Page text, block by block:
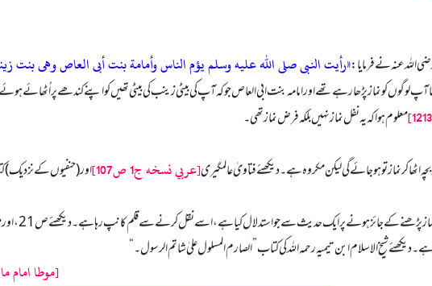
اللہ عنہ نے فرمایا:«رأيت النبى صلى الله عليه وسلم يؤم الناس وأمامة بنت أبى العاص وهى بنت
آپ لوگوں کو نماز پڑھا رہے تھے اور امامہ بنت ابی العاص جو کہ آپ کی بیٹی زینب کی بیٹی تھیں کو اپنے کندھے پر
معلوم ہوا کہ یہ نفل نماز نہیں بلکہ فرض نماز تھی۔
اٹھا کر نماز تو ہوجائے گی لیکن مکروہ ہے۔ دیکھئے فتاویٰ عالمگیری[عربي نسخه ج1 ص107] اور (حنفیوں کے نزدیک) کتا
ہونے پر ایک حدیث سے جو استدلال کیا ہے، اسے نقل کرنے سے قلم کانپ رہا ہے۔ دیکھئے ص21، اور مشتاق علی شاہ دیوبندی کی کتاب
دیکھئے شیخ الاسلام ابن تیمیہ رحمہ اللہ کی کتاب”الصارم المسلول علیٰ شاتم الرسول۔‏‏‏‏“
[موطا امام